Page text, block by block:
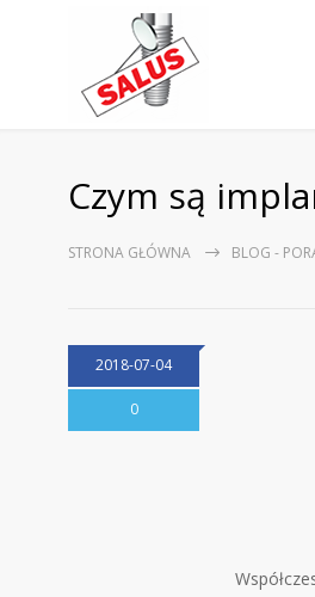
Czym są
STRONA GŁÓWNA BLOG -
2018-07-04
0